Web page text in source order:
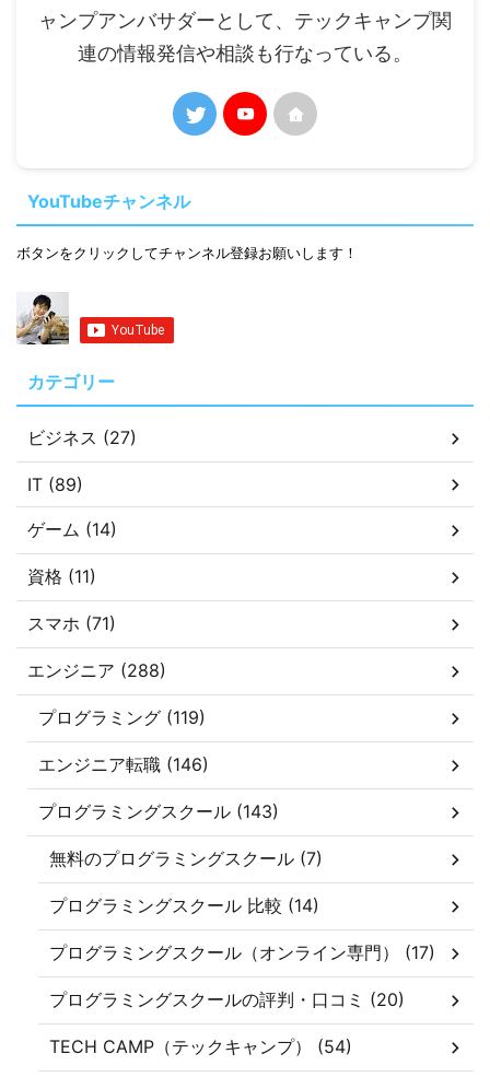
ャンプアンバサダーとして、テックキャンプ関
連の情報発信や相談も行なっている。
YouTubeチャンネル
ボタンをクリックしてチャンネル登録お願いします！
カテゴリー
ビジネス (27)
IT (89)
ゲーム (14)
資格 (11)
スマホ (71)
エンジニア (288)
プログラミング (119)
エンジニア転職 (146)
プログラミングスクール (143)
無料のプログラミングスクール (7)
プログラミングスクール 比較 (14)
プログラミングスクール（オンライン専門） (17)
プログラミングスクールの評判・口コミ (20)
TECH CAMP（テックキャンプ） (54)